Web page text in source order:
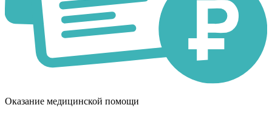
Оказание медицинской помощи